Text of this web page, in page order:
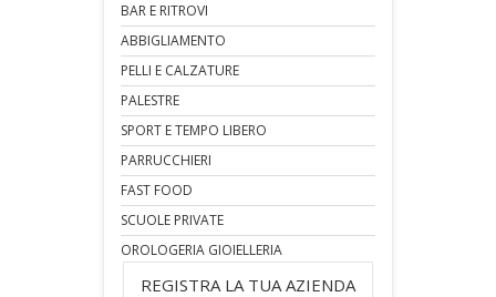
BAR E RITROVI
ABBIGLIAMENTO
PELLI E CALZATURE
PALESTRE
SPORT E TEMPO LIBERO
PARRUCCHIERI
FAST FOOD
SCUOLE PRIVATE
OROLOGERIA GIOIELLERIA
REGISTRA LA TUA AZIENDA